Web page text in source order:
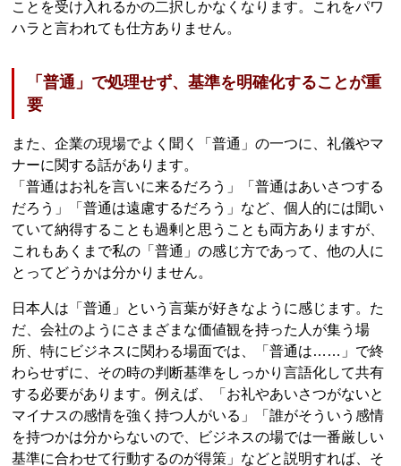
ことを受け入れるかの二択しかなくなります。これをパワ
ハラと言われても仕方ありません。
「普通」で処理せず、基準を明確化することが重
要
また、企業の現場でよく聞く「普通」の一つに、礼儀やマ
ナーに関する話があります。
「普通はお礼を言いに来るだろう」「普通はあいさつする
だろう」「普通は遠慮するだろう」など、個人的には聞い
ていて納得することも過剰と思うことも両方ありますが、
これもあくまで私の「普通」の感じ方であって、他の人に
とってどうかは分かりません。
日本人は「普通」という言葉が好きなように感じます。た
だ、会社のようにさまざまな価値観を持った人が集う場
所、特にビジネスに関わる場面では、「普通は……」で終
わらせずに、その時の判断基準をしっかり言語化して共有
する必要があります。例えば、「お礼やあいさつがないと
マイナスの感情を強く持つ人がいる」「誰がそういう感情
を持つかは分からないので、ビジネスの場では一番厳しい
基準に合わせて行動するのが得策」などと説明すれば、そ